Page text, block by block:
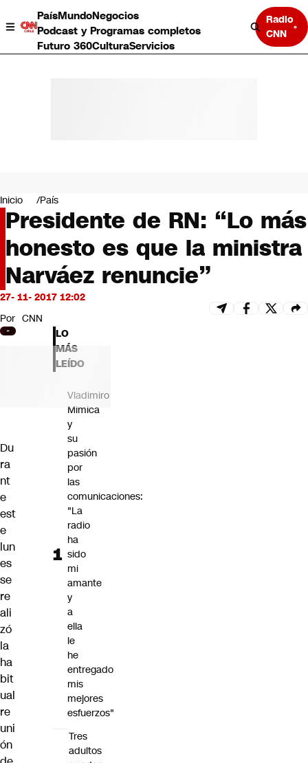
PaísMundoNegocios
Podcast y Programas completos
Futuro 360CulturaServicios
Radio
CNN
Negocios
Deportes
Programas completos
Cultura
Servicios
Bits
CNN tiempo
Futuro 360
Opinión
Inicio País
Presidente de RN: “Lo más
honesto es que la ministra
Narváez renuncie”
27- 11- 2017 12:02
Por CNN
Du
ra
nt
e
est
e
lun
es
se
re
ali
zó
la
ha
bit
ual
re
uni
ón
LO
MÁS
LEÍDO
Vladimiro
Mimica
y
su
pasión
por
las
comunicaciones:
"La
radio
ha
sido
mi
amante
y
a
ella
le
he
entregado
mis
mejores
esfuerzos"
Tres
adultos